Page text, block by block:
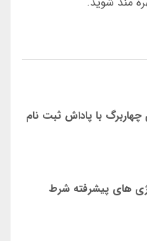
با پاداش ثبت‌ نام
های پیشرفته شرط